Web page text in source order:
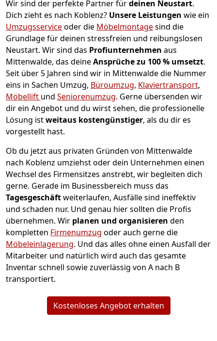
Wir sind der perfekte Partner fürdeinen Neustart.
Dich zieht es nach Koblenz? Unsere Leistungen wie ein
Umzugsserviceoder die Möbelmontagesind die
Grundlage für deinen stressfreien und reibungslosen
Neustart. Wir sind das Profiunternehmen aus
Mittenwalde, das deineAnsprüche zu 100 % umsetzt.
Seit über 5 Jahren sind wir in Mittenwalde die Nummer
eins in Sachen Umzug, Büroumzug, Klaviertransport,
Möbellift und Seniorenumzug. Gerne übersenden wir
dir ein Angebot und du wirst sehen, die professionelle
Lösung istweitaus kostengünstiger, als du dir es
vorgestellt hast.
Ob du jetzt aus privaten Gründen von Mittenwalde
nach Koblenz umziehst oder dein Unternehmen einen
Wechsel des Firmensitzes anstrebt, wir begleiten dich
gerne. Gerade im Businessbereich muss das
Tagesgeschäftweiterlaufen, Ausfälle sind ineffektiv
und schaden nur. Und genau hier sollten die Profis
übernehmen. Wir planen und organisieren den
kompletten Firmenumzug oder auch gerne die
Möbeleinlagerung. Und das alles ohne einen Ausfall der
Mitarbeiter und natürlich wird auch das gesamte
Inventar schnell sowie zuverlässig von A nach B
transportiert.
Kostenloses Angebot erhalten